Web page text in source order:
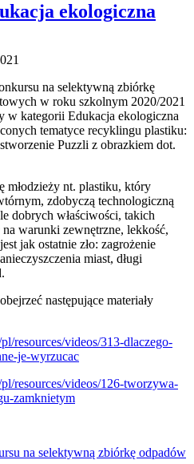
ekologiczna
na selektywną zbiórkę
w roku szkolnym 2020/2021
w kategorii Edukacja ekologiczna
tematyce recyklingu plastiku:
Puzzli z obrazkiem dot.
młodzieży nt. plastiku, który
zdobyczą technologiczną
dobrych właściwości, takich
warunki zewnętrzne, lekkość,
jak ostatnie zło: zagrożenie
miast, długi
następujące materiały
resources/videos/313-dlaczego-
je-wyrzucac
resources/videos/126-tworzywa-
zamknietym
na selektywną zbiórkę odpadów